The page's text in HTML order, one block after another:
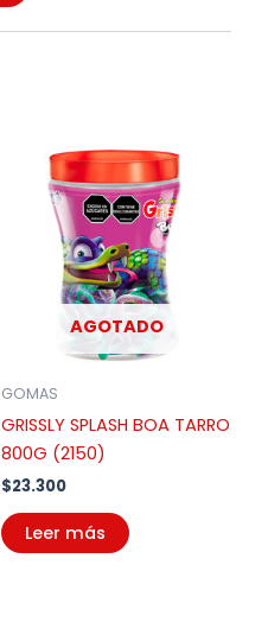
AGOTADO
GOMAS
GRISSLY SPLASH BOA TARRO
800G (2150)
$23.300
Leer más